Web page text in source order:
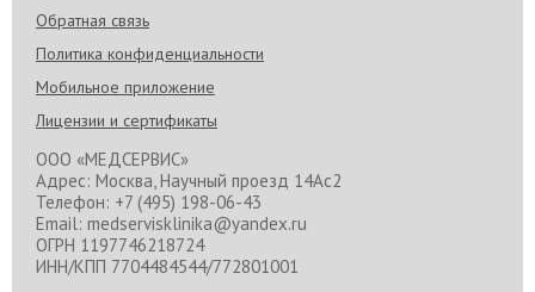
Обратная связь
Политика конфиденциальности
Мобильное приложение
Лицензии и сертификаты
ООО «МЕДСЕРВИС»
Адрес: Москва, Научный проезд 14Ас2
Телефон: +7 (495) 198-06-43
Email: medservisklinika@yandex.ru
ОГРН 1197746218724
ИНН/КПП 7704484544/772801001